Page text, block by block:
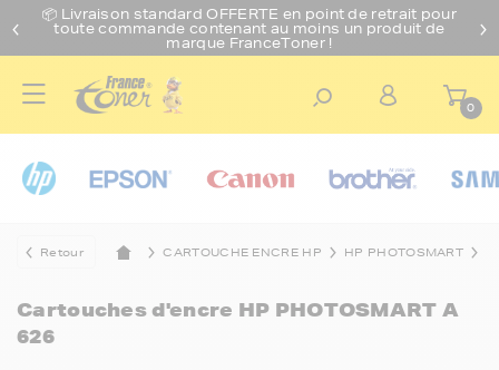
📦 Livraison standard OFFERTE en point de retrait pour
toute commande contenant au moins un produit de
marque FranceToner !
0
Retour CARTOUCHE ENCRE HP HP PHOTOSMART
Cartouches d'encre HP PHOTOSMART A
626